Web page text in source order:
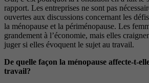
rapport. Les entreprises ne sont pas
ouvertes aux discussions concernant les
la ménopause et la périménopause. Les
grandement à l’économie, mais elles
juger si elles évoquent le sujet au travail.
De quelle façon la ménopause affecte-t-
travail?